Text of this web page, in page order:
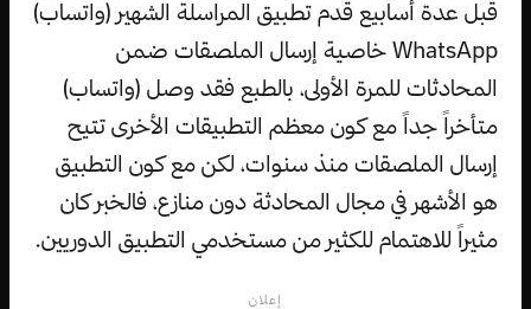
قبل عدة أسابيع قدم تطبيق المراسلة الشهير (واتساب)
WhatsApp خاصية إرسال الملصقات ضمن
المحادثات للمرة الأولى، بالطبع فقد وصل (واتساب)
متأخراً جداً مع كون معظم التطبيقات الأخرى تتيح
إرسال الملصقات منذ سنوات، لكن مع كون التطبيق
هو الأشهر في مجال المحادثة دون منازع، فالخبر كان
مثيراً للاهتمام للكثير من مستخدمي التطبيق الدوريين.
إعلان